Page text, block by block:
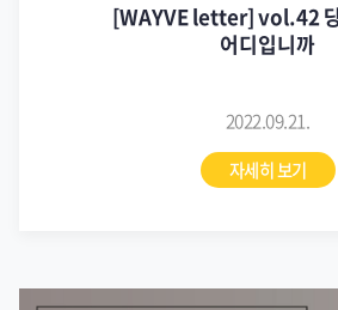
[WAYVE letter] vol.42
어디입니까
2022.09.21.
자세히 보기